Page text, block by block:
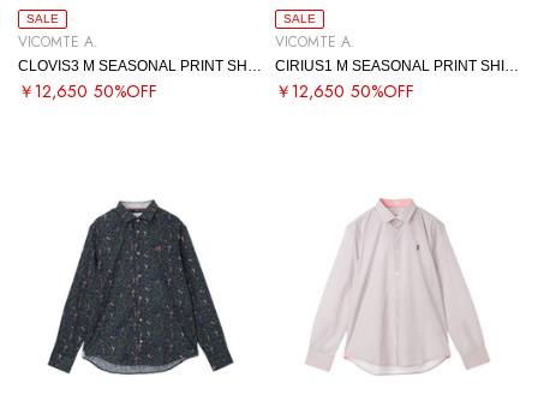
SALE
VICOMTE A.
￥12,650 50%OFF
SALE
VICOMTE A.
￥12,650 50%OFF